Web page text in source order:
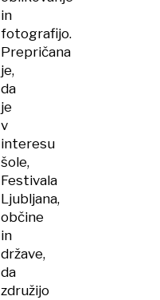
in
fotografijo.
Prepričana
je,
da
je
v
interesu
šole,
Festivala
Ljubljana,
občine
in
države,
da
združijo